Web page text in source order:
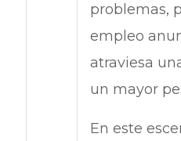
problemas,
empleo
atraviesa
un mayor
En este